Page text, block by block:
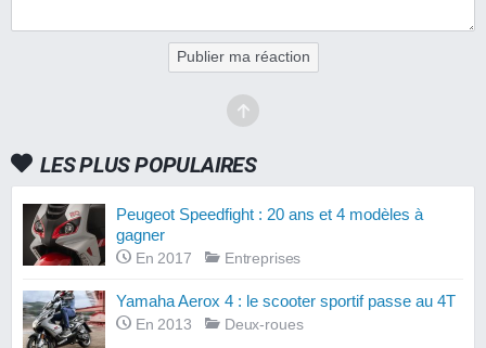
Publier ma réaction
LES PLUS POPULAIRES
Peugeot Speedfight : 20 ans et 4 modèles à
gagner
En 2017 Entreprises
Yamaha Aerox 4 : le scooter sportif passe au 4T
En 2013 Deux-roues